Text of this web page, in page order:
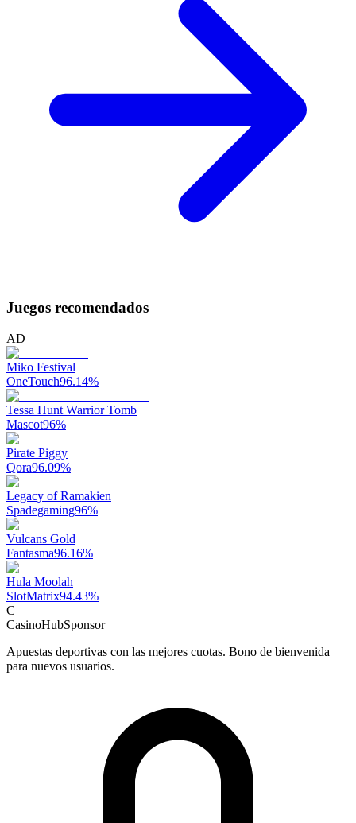
Juegos recomendados
AD
Miko Festival
OneTouch96.14%
Tessa Hunt Warrior Tomb
Mascot96%
Pirate Piggy
Qora96.09%
Legacy of Ramakien
Spadegaming96%
Vulcans Gold
Fantasma96.16%
Hula Moolah
SlotMatrix94.43%
C
CasinoHubSponsor
Apuestas deportivas con las mejores cuotas. Bono de bienvenida
para nuevos usuarios.